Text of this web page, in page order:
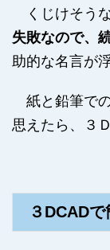
くじけそうな
失敗なので、
助的な名言が
紙と鉛筆で
思えたら、３
３DCAD